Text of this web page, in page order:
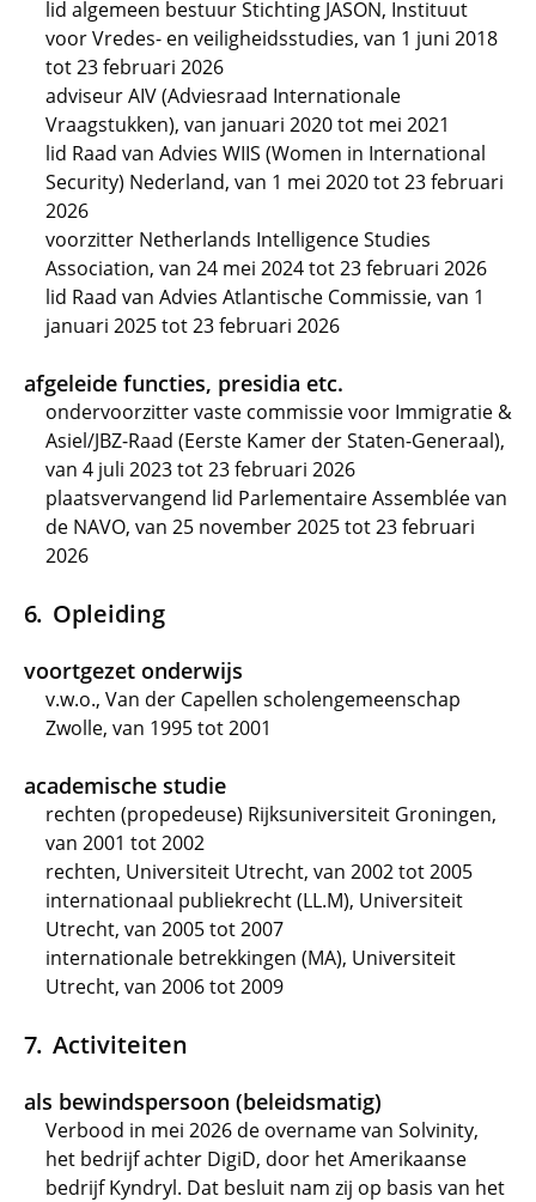
lid algemeen bestuur Stichting JASON, Instituut
voor Vredes- en veiligheidsstudies, van 1 juni 2018
tot 23 februari 2026
adviseur AIV (Adviesraad Internationale
Vraagstukken), van januari 2020 tot mei 2021
lid Raad van Advies WIIS (Women in International
Security) Nederland, van 1 mei 2020 tot 23 februari
2026
voorzitter Netherlands Intelligence Studies
Association, van 24 mei 2024 tot 23 februari 2026
lid Raad van Advies Atlantische Commissie, van 1
januari 2025 tot 23 februari 2026
afgeleide functies, presidia etc.
ondervoorzitter vaste commissie voor Immigratie &
Asiel/JBZ-Raad (Eerste Kamer der Staten-Generaal),
van 4 juli 2023 tot 23 februari 2026
plaatsvervangend lid Parlementaire Assemblée van
de NAVO, van 25 november 2025 tot 23 februari
2026
Opleiding
voortgezet onderwijs
v.w.o., Van der Capellen scholengemeenschap
Zwolle, van 1995 tot 2001
academische studie
rechten (propedeuse) Rijksuniversiteit Groningen,
van 2001 tot 2002
rechten, Universiteit Utrecht, van 2002 tot 2005
internationaal publiekrecht (LL.M), Universiteit
Utrecht, van 2005 tot 2007
internationale betrekkingen (MA), Universiteit
Utrecht, van 2006 tot 2009
Activiteiten
als bewindspersoon (beleidsmatig)
Verbood in mei 2026 de overname van Solvinity,
het bedrijf achter DigiD, door het Amerikaanse
bedrijf Kyndryl. Dat besluit nam zij op basis van het